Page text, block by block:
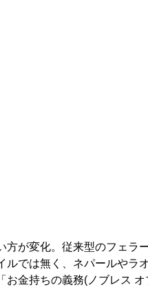
が変化。従来型のフェラ
ルでは無く、ネパールやラ
金持ちの義務(ノブレス オ